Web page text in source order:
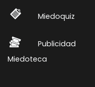
Miedoquiz
Publicidad
Miedoteca